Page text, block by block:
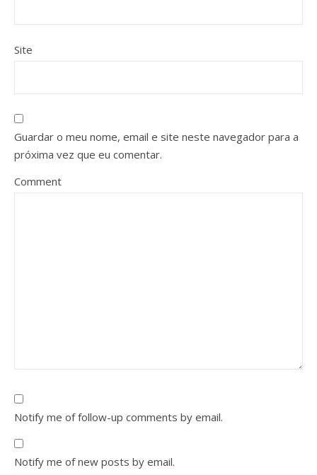
Site
Guardar o meu nome, email e site neste navegador para a
próxima vez que eu comentar.
Comment
Notify me of follow-up comments by email.
Notify me of new posts by email.